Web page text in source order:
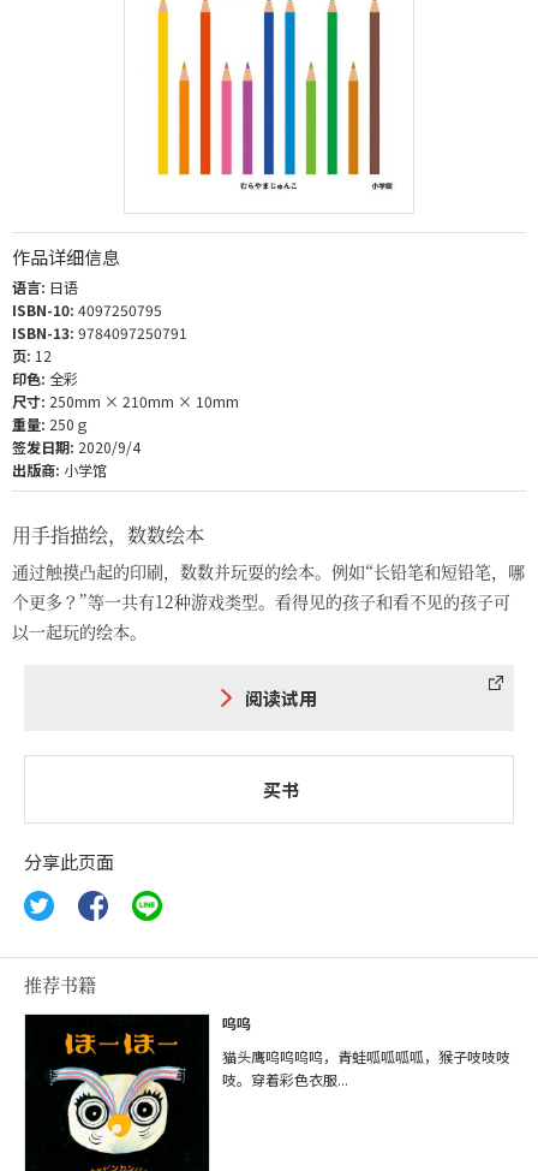
作品详细信息
语言: 日语
ISBN-10: 4097250795
ISBN-13: 9784097250791
页: 12
印色: 全彩
尺寸: 250mm × 210mm × 10mm
重量: 250ｇ
签发日期: 2020/9/4
出版商: 小学馆
用手指描绘，数数绘本
通过触摸凸起的印刷，数数并玩耍的绘本。例如“长铅笔和短铅笔，哪
个更多？”等一共有12种游戏类型。看得见的孩子和看不见的孩子可
以一起玩的绘本。
阅读试用
买书
分享此页面
推荐书籍
呜呜
猫头鹰呜呜呜呜，青蛙呱呱呱呱，猴子吱吱吱
吱。穿着彩色衣服...